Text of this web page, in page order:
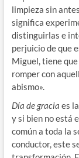
limpieza sin
significa
distinguirlas e
perjuicio de que
Miguel, tiene
romper con
abismo».
Día de gracia es
y si bien no está
común a toda la
conductor, este